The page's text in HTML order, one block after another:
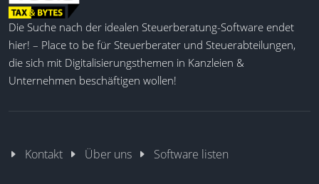
Die Suche nach der idealen Steuerberatung-Software endet
hier! – Place to be für Steuerberater und Steuerabteilungen,
die sich mit Digitalisierungsthemen in Kanzleien &
Unternehmen beschäftigen wollen!
Kontakt Über uns Software listen